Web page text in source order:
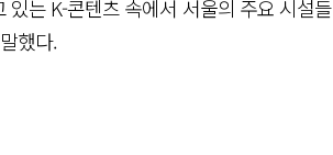
는 K-콘텐츠 속에서 서울의 주요 시설들
했다.